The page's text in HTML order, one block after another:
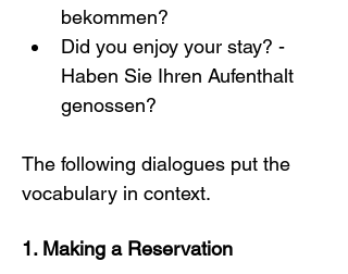
bekommen?
Did you enjoy your stay? -
Haben Sie Ihren Aufenthalt
genossen?
The following dialogues put the
vocabulary in context.
1. Making a Reservation